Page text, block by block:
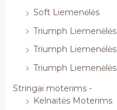
Soft Liemenėlės
Triumph Liemenėlės
Triumph Liemenėlės
Triumph Liemenėlės
Stringai moterims -
Kelnaitės Moterims